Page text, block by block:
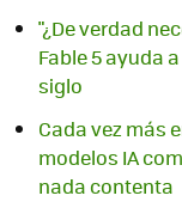
"¿De verdad
Fable 5 ayuda
siglo
Cada vez más
modelos IA
nada contenta